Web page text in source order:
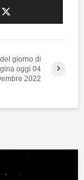
del giorno di
oggi 04
2022